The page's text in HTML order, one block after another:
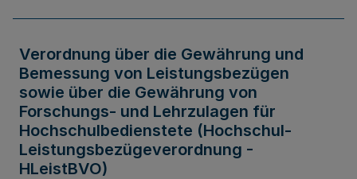
Verordnung über die Gewährung und
Bemessung von Leistungsbezügen
sowie über die Gewährung von
Forschungs- und Lehrzulagen für
Hochschulbedienstete (Hochschul-
Leistungsbezügeverordnung -
HLeistBVO)